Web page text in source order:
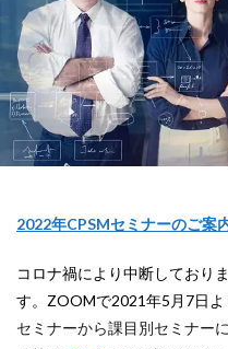
2022年CPSMセミナーのご案
コロナ禍により中断しており
す。ZOOMで2021年5月7日よ
セミナーから課目別セミナー